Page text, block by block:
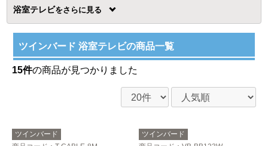
浴室テレビを
ツインバード 浴室テレビの商品一覧
15件の商品が見つかりました
ツインバード
ツインバード